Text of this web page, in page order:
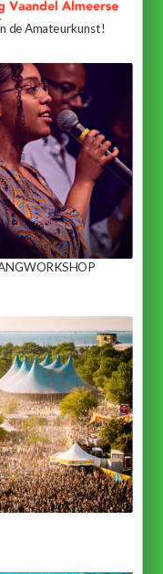
de Amateurkunst!